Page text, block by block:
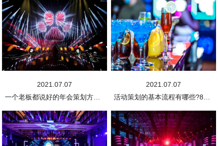
2021.07.07
2021.07.07